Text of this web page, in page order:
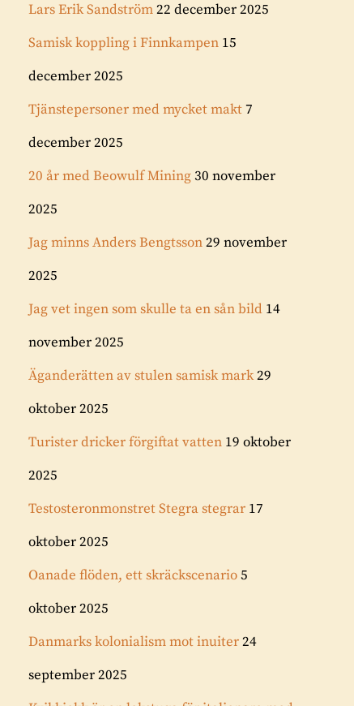
Lars Erik Sandström22 december 2025
Samisk koppling i Finnkampen 15
december 2025
Tjänstepersoner med mycket makt7
december 2025
20 år med Beowulf Mining 30 november
2025
Jag minns Anders Bengtsson29 november
2025
Jag vet ingen som skulle ta en sån bild 14
november 2025
Äganderätten av stulen samisk mark29
oktober 2025
Turister dricker förgiftat vatten 19 oktober
2025
Testosteronmonstret Stegra stegrar 17
oktober 2025
Oanade flöden, ett skräckscenario5
oktober 2025
Danmarks kolonialism mot inuiter24
september 2025